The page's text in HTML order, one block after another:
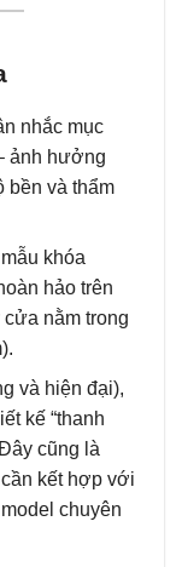
nhắc mục
ảnh hưởng
bền và thẩm
khóa
hảo trên
nằm trong
và hiện đại),
kế “thanh
cũng là
kết hợp với
chuyên